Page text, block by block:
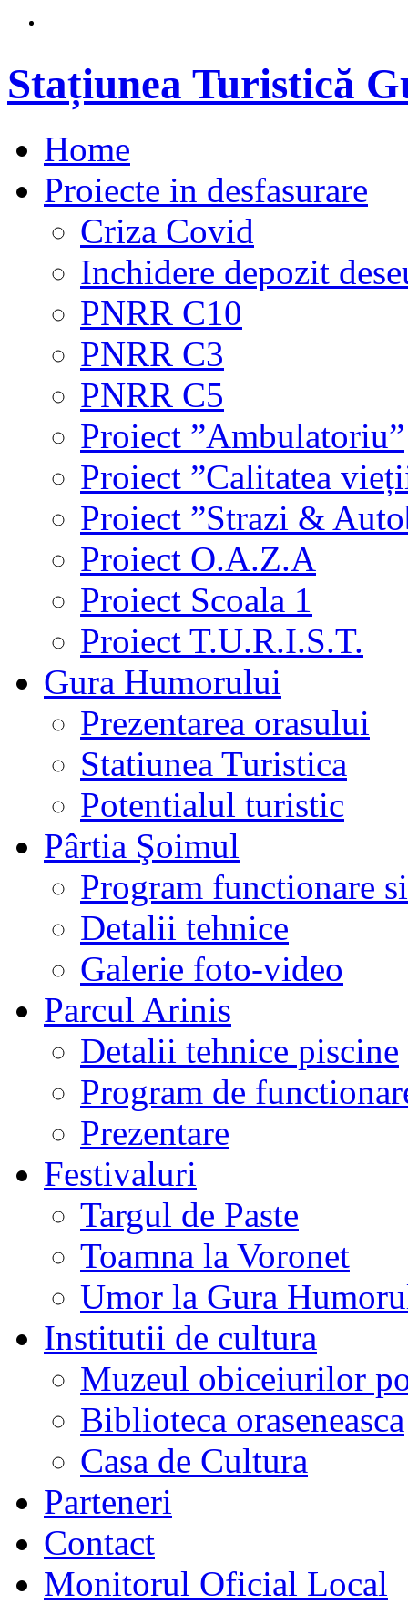
Stațiunea Turistică
Home
Proiecte in desfasurare
Criza Covid
Inchidere depozit
PNRR C10
PNRR C3
PNRR C5
Proiect ”Ambulatoriu”
Proiect ”Calitatea
Proiect ”Strazi &
Proiect O.A.Z.A
Proiect Scoala 1
Proiect T.U.R.I.S.T.
Gura Humorului
Prezentarea orasului
Statiunea Turistica
Potentialul turistic
Pârtia Şoimul
Program functionare
Detalii tehnice
Galerie foto-video
Parcul Arinis
Detalii tehnice piscine
Program de
Prezentare
Festivaluri
Targul de Paste
Toamna la Voronet
Umor la Gura
Institutii de cultura
Muzeul obiceiurilor
Biblioteca oraseneasca
Casa de Cultura
Parteneri
Contact
Monitorul Oficial Local